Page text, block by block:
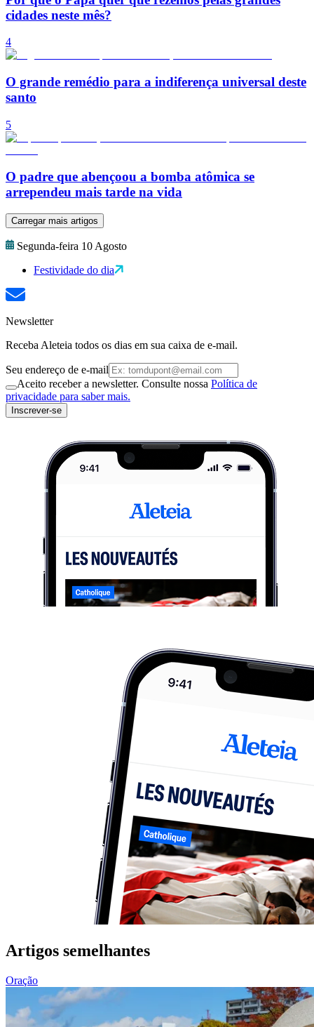
cidades neste mês?
4
O grande remédio para a indiferença universal deste
santo
5
O padre que abençoou a bomba atômica se
arrependeu mais tarde na vida
Carregar mais artigos
Segunda-feira 10 Agosto
Festividade do dia
Newsletter
Receba Aleteia todos os dias em sua caixa de e-mail.
Seu endereço de e-mail
Aceito receber a newsletter. Consulte nossa Política de
privacidade para saber mais.
Inscrever-se
Artigos semelhantes
Oração